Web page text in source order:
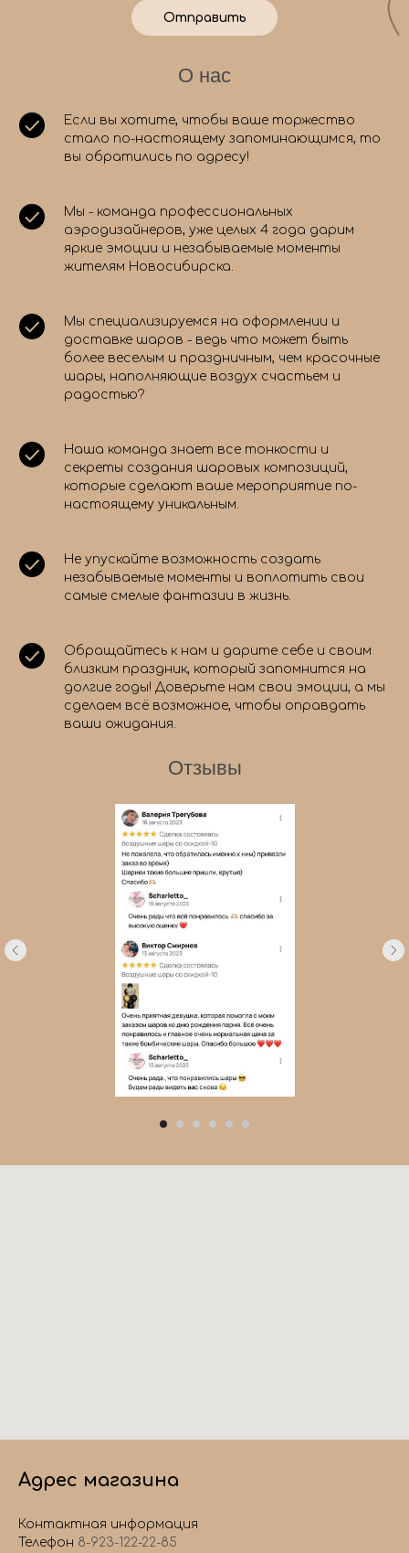
Отправить
О нас
Если вы хотите, чтобы ваше торжество
стало по-настоящему запоминающимся, то
вы обратились по адресу!
Мы - команда профессиональных
аэродизайнеров, уже целых 4 года дарим
яркие эмоции и незабываемые моменты
жителям Новосибирска.
Мы специализируемся на оформлении и
доставке шаров - ведь что может быть
более веселым и праздничным, чем красочные
шары, наполняющие воздух счастьем и
радостью?
Наша команда знает все тонкости и
секреты создания шаровых композиций,
которые сделают ваше мероприятие по-
настоящему уникальным.
Не упускайте возможность создать
незабываемые моменты и воплотить свои
самые смелые фантазии в жизнь.
Обращайтесь к нам и дарите себе и своим
близким праздник, который запомнится на
долгие годы! Доверьте нам свои эмоции, а мы
сделаем всё возможное, чтобы оправдать
ваши ожидания.
Отзывы
Адрес магазина
Контактная информация
Телефон 8-923-122-22-85